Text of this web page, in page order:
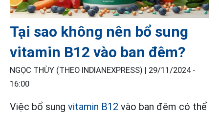
Tại sao không nên bổ sung
vitamin B12 vào ban đêm?
NGỌC THÙY (THEO INDIANEXPRESS) | 29/11/2024 -
16:00
Việc bổ sung vitamin B12 vào ban đêm có thể